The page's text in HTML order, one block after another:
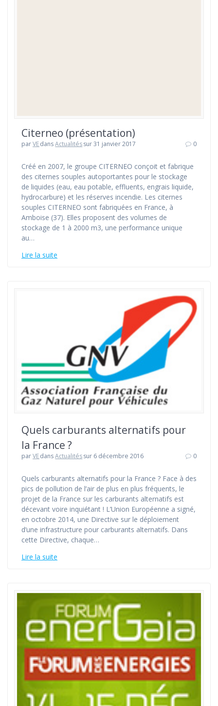
Citerneo (présentation)
parVEdansActualitéssur 31 janvier 2017 0
Créé en 2007, le groupe CITERNEO conçoit et fabrique
des citernes souples autoportantes pour le stockage
de liquides (eau, eau potable, effluents, engrais liquide,
hydrocarbure) et les réserves incendie. Les citernes
souples CITERNEO sont fabriquées en France, à
Amboise (37). Elles proposent des volumes de
stockage de 1 à 2000 m3, une performance unique
au…
Lire la suite
Quels carburants alternatifs pour
la France ?
parVEdansActualitéssur 6 décembre 2016 0
Quels carburants alternatifs pour la France ? Face à des
pics de pollution de l’air de plus en plus fréquents, le
projet de la France sur les carburants alternatifs est
décevant voire inquiétant ! L’Union Européenne a signé,
en octobre 2014, une Directive sur le déploiement
d’une infrastructure pour carburants alternatifs. Dans
cette Directive, chaque…
Lire la suite